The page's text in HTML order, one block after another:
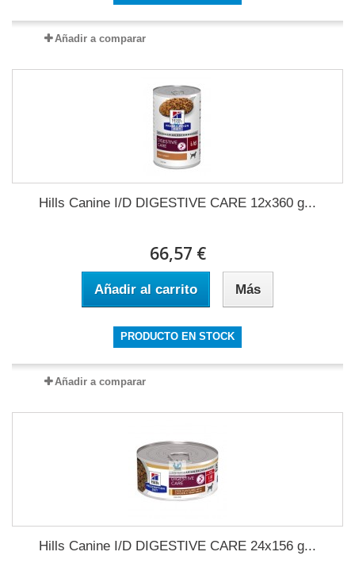
Añadir a comparar
Hills Canine I/D DIGESTIVE CARE 12x360 g...
66,57 €
Añadir al carrito Más
PRODUCTO EN STOCK
Añadir a comparar
Hills Canine I/D DIGESTIVE CARE 24x156 g...